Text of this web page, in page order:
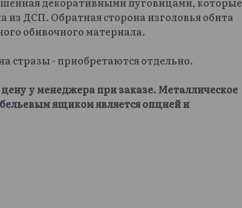
из ДСП. Обратная сторона изголовья обита
обивочного материала.
стразы - приобретаются отдельно.
у менеджера при заказе. Металлическое
ящиком является опцией и